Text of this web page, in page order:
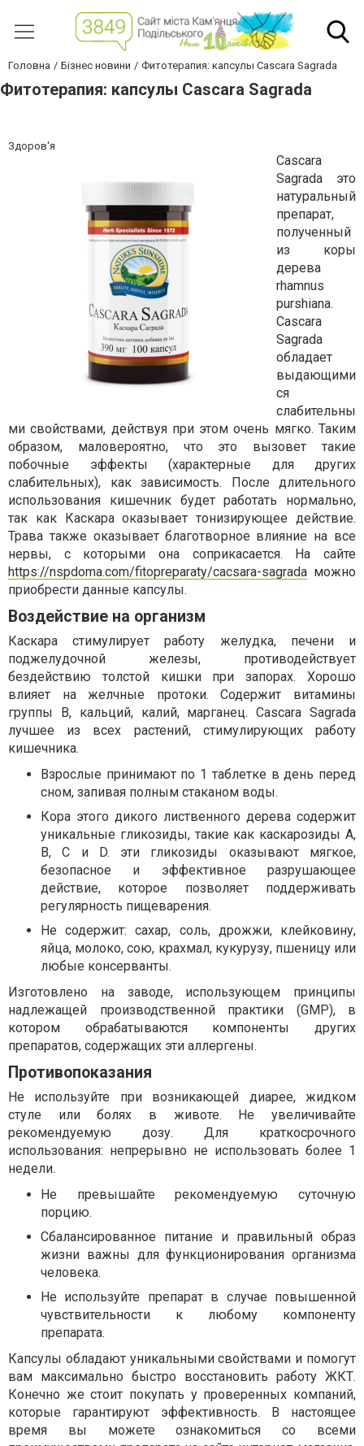
Головна Бізнес новини Фитотерапия: капсулы Casсara Sagrada
Фитотерапия: капсулы Casсara Sagrada
Здоров'я
Cascara
Sagrada это
натуральный
препарат,
полученный
из коры
дерева
rhamnus
purshiana.
Cascara
Sagrada
обладает
выдающими
ся
слабительны
ми свойствами, действуя при этом очень мягко. Таким
образом, маловероятно, что это вызовет такие
побочные эффекты (характерные для других
слабительных), как зависимость. После длительного
использования кишечник будет работать нормально,
так как Каскара оказывает тонизирующее действие.
Трава также оказывает благотворное влияние на все
нервы, с которыми она соприкасается. На сайте
https://nspdoma.com/fitopreparaty/cacsara-sagrada можно
приобрести данные капсулы.
Воздействие на организм
Каскара стимулирует работу желудка, печени и
поджелудочной железы, противодействует
бездействию толстой кишки при запорах. Хорошо
влияет на желчные протоки. Содержит витамины
группы В, кальций, калий, марганец. Cascara Sagrada
лучшее из всех растений, стимулирующих работу
кишечника.
Взрослые принимают по 1 таблетке в день перед
сном, запивая полным стаканом воды.
Кора этого дикого лиственного дерева содержит
уникальные гликозиды, такие как каскарозиды A,
B, C и D. эти гликозиды оказывают мягкое,
безопасное и эффективное разрушающее
действие, которое позволяет поддерживать
регулярность пищеварения.
Не содержит: сахар, соль, дрожжи, клейковину,
яйца, молоко, сою, крахмал, кукурузу, пшеницу или
любые консерванты.
Изготовлено на заводе, использующем принципы
надлежащей производственной практики (GMP), в
котором обрабатываются компоненты других
препаратов, содержащих эти аллергены.
Противопоказания
Не используйте при возникающей диарее, жидком
стуле или болях в животе. Не увеличивайте
рекомендуемую дозу. Для краткосрочного
использования: непрерывно не использовать более 1
недели.
Не превышайте рекомендуемую суточную
порцию.
Сбалансированное питание и правильный образ
жизни важны для функционирования организма
человека.
Не используйте препарат в случае повышенной
чувствительности к любому компоненту
препарата.
Капсулы обладают уникальными свойствами и помогут
вам максимально быстро восстановить работу ЖКТ.
Конечно же стоит покупать у проверенных компаний,
которые гарантируют эффективность. В настоящее
время вы можете ознакомиться со всеми